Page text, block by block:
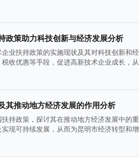
政策助力科技创新与经济发展分析
业扶持政策的实施现状及其对科技创新和
收优惠等手段，促进高新技术企业成长，
其推动地方经济发展的作用分析
持政策，探讨其在推动地方经济发展中的
现可持续发展，从而为昆明市经济转型和